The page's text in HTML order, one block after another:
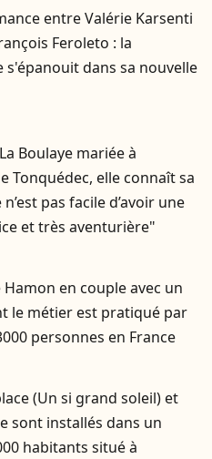
entre Valérie Karsenti
Feroleto : la
s'épanouit dans sa nouvelle
Boulaye mariée à
Tonquédec, elle connaît sa
pas facile d’avoir une
et très aventurière"
en couple avec un
le métier est pratiqué par
personnes en France
(Un si grand soleil) et
sont installés dans un
habitants situé à